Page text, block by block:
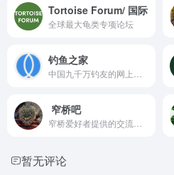
Tortoise Forum/ 国际
全球最大龟类专项论坛
钓鱼之家
窄桥吧
暂无评论